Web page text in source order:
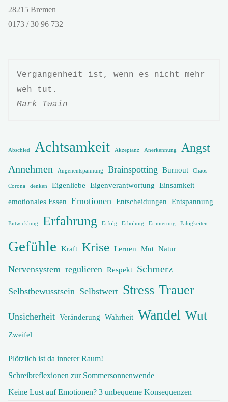
28215 Bremen
0173 / 30 96 732
Vergangenheit ist, wenn es nicht mehr
Mark Twain
Abschied Achtsamkeit Akzeptanz Anerkennung Angst
Annehmen Augenentspannung Brainspotting Burnout Chaos
Corona denken Eigenliebe Eigenverantwortung
Einsamkeit
emotionales Essen
Emotionen Entscheidungen Entspannung
Entwicklung Erfahrung Erfolg Erholung Erinnerung Fähigkeiten
Gefühle Kraft Krise Lernen Mut Natur
Nervensystem regulieren Respekt Schmerz
Selbstbewusstsein Selbstwert Stress Trauer
Unsicherheit Veränderung Wahrheit Wandel Wut
Zweifel
Plötzlich ist da innerer Raum!
Schreibreflexionen zur Sommersonnenwende
Keine Lust auf Emotionen? 3 unbequeme Konsequenzen